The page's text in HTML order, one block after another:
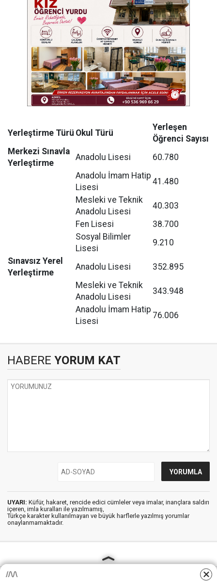
Yerleştirme Türü Okul Türü
Yerleşen
Öğrenci Sayısı
Merkezi Sınavla
Yerleştirme
Anadolu Lisesi
60.780
Anadolu İmam Hatip
Lisesi
41.480
Mesleki ve Teknik
Anadolu Lisesi
40.303
Fen Lisesi
38.700
Sosyal Bilimler
Lisesi
9.210
Sınavsız Yerel
Yerleştirme
Anadolu Lisesi
352.895
Mesleki ve Teknik
Anadolu Lisesi
343.948
Anadolu İmam Hatip
Lisesi
76.006
HABERE YORUM KAT
UYARI: Küfür, hakaret, rencide edici cümleler veya imalar, inançlara saldırı
içeren, imla kuralları ile yazılmamış,
Türkçe karakter kullanılmayan ve büyük harflerle yazılmış yorumlar
onaylanmamaktadır.